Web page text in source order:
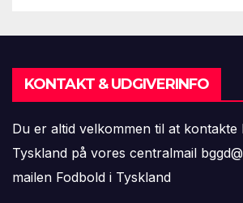
KONTAKT & UDGIVERINFO
Du er altid velkommen til at kontakte
Tyskland på vores centralmail
mailen Fodbold i Tyskland